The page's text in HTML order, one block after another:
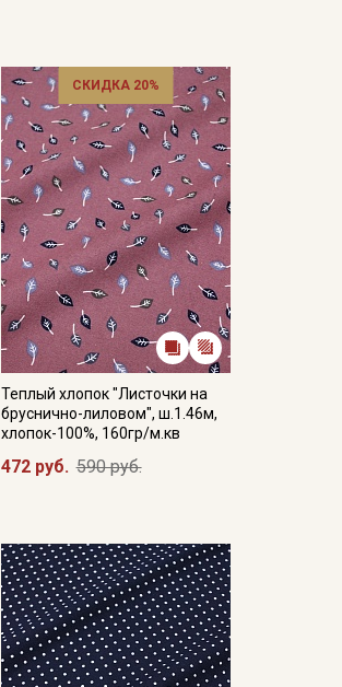
СКИДКА 20%
Теплый хлопок "Листочки на
бруснично-лиловом", ш.1.46м,
хлопок-100%, 160гр/м.кв
472 руб. 590 руб.